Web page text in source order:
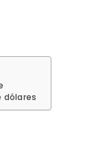
dólares